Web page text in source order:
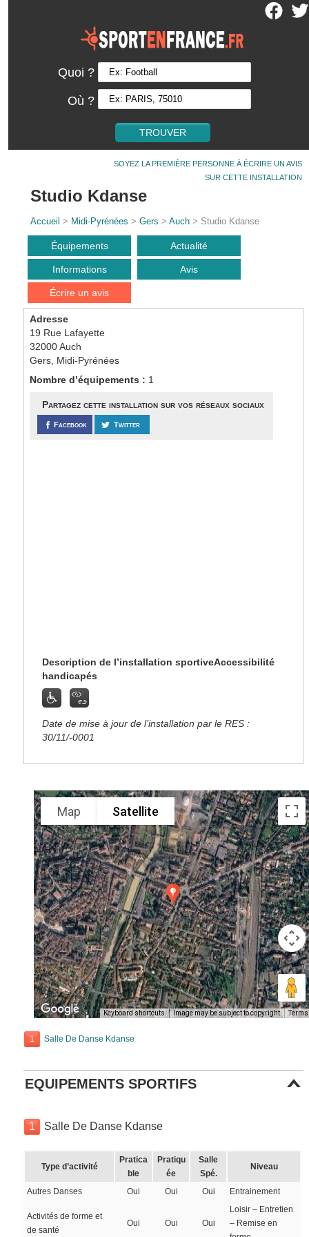
Quoi ?
Où ?
SOYEZ LA PREMIÈRE PERSONNE À ÉCRIRE UN AVIS
SUR CETTE INSTALLATION
Studio Kdanse
Accueil > Midi-Pyrénées >Gers >Auch > Studio Kdanse
Équipements Actualité
Informations Avis
Écrire un avis
Adresse
19 Rue Lafayette
32000 Auch
Gers, Midi-Pyrénées
Nombre d’équipements : 1
Partagez cette installation sur vos réseaux sociaux
Facebook Twitter
Description de l’installation sportiveAccessibilité
handicapés
Date de mise à jour de l’installation par le RES :
30/11/-0001
Map Satellite
Keyboard shortcuts Image may be subject to copyright Terms
1 Salle De Danse Kdanse
EQUIPEMENTS SPORTIFS
1 Salle De Danse Kdanse
Type d’activité
Pratica
ble
Pratiqu
ée
Salle
Spé.
Niveau
Autres Danses Oui Oui Oui Entrainement
Activités de forme et
de santé
Oui Oui Oui
Loisir – Entretien
– Remise en